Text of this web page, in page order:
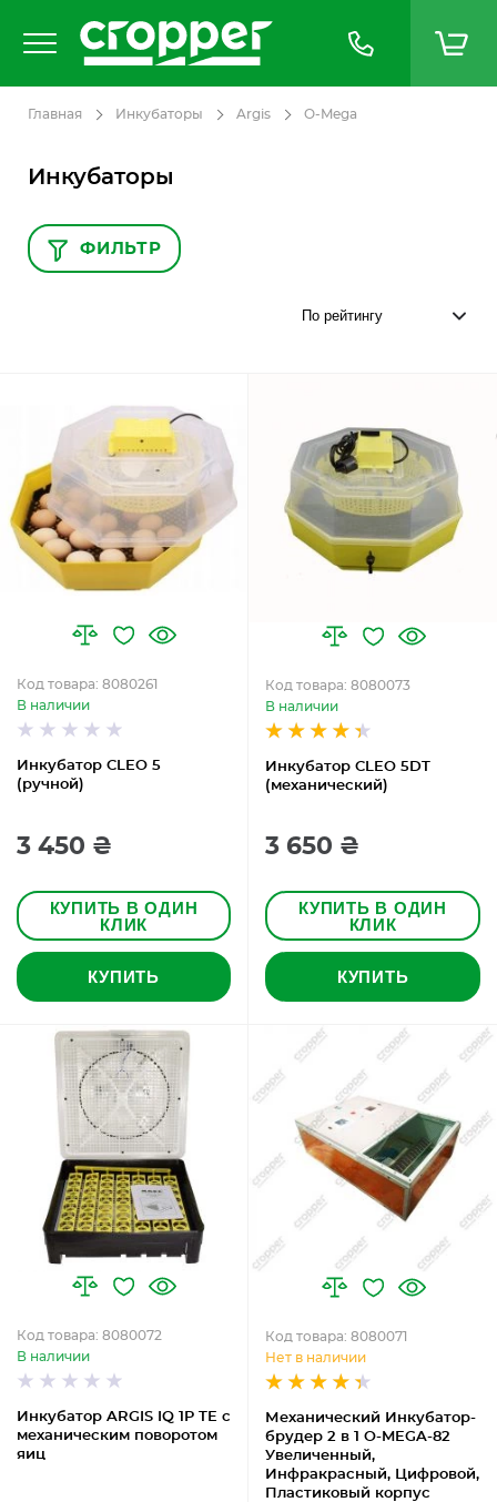
Главная Инкубаторы Argis O-Mega
Инкубаторы
Инкубатор CLEO 5
(ручной)
Код товара: 8080261
В наличии
3 450 ₴
КУПИТЬ В ОДИН
КЛИК
КУПИТЬ
Инкубатор CLEO 5DT
(механический)
Код товара: 8080073
В наличии
3 650 ₴
КУПИТЬ В ОДИН
КЛИК
КУПИТЬ
Инкубатор ARGIS IQ 1P TE с
механическим поворотом
яиц
Код товара: 8080072
В наличии
Механический Инкубатор-
брудер 2 в 1 O-MEGA-82
Увеличенный,
Инфракрасный, Цифровой,
Пластиковый корпус
Код товара: 8080071
Нет в наличии
ФИЛЬТР